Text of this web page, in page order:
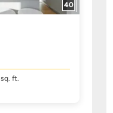
40
sq. ft.